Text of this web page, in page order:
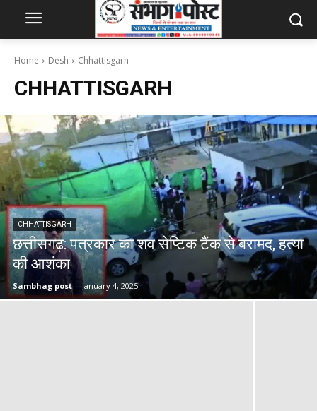
Home Desh Chhattisgarh
CHHATTISGARH
CHHATTISGARH
छत्तीसगढ़: पत्रकार का शव सेप्टिक टैंक से बरामद, हत्या
की आशंका
Sambhag post - January 4, 2025